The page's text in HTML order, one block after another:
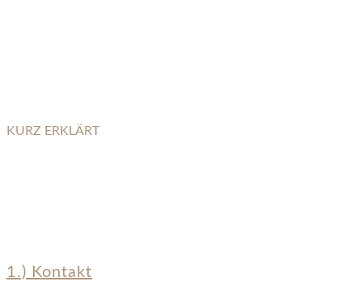
KURZ ERKLÄRT
1.) Kontakt